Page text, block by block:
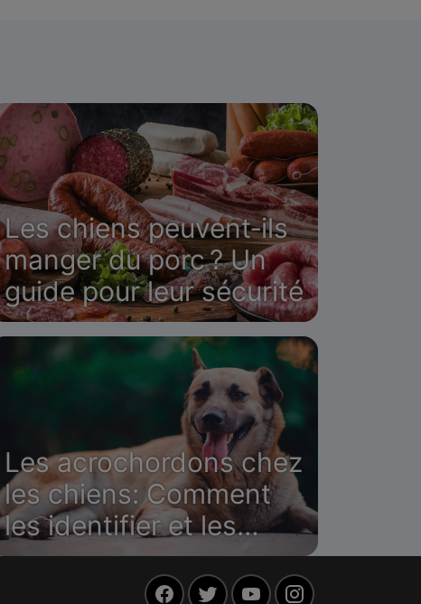
Les chiens peuvent‑ils
manger du porc ? Un
guide pour leur sécurité
Les acrochordons chez
les chiens: Comment
les identifier et les
traiter
FacebookTwitter YouTube